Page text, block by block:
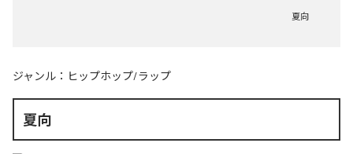
夏向
ジャンル： ヒップホップ/ラップ
夏向